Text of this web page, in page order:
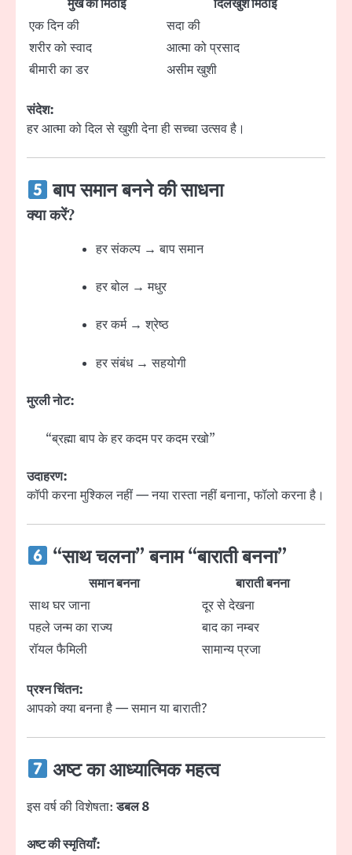
मुख की मिठाई
दिलखुश मिठाई
एक दिन की
सदा की
शरीर को स्वाद
आत्मा को प्रसाद
बीमारी का डर
असीम खुशी
संदेश:
हर आत्मा को दिल से खुशी देना ही सच्चा उत्सव है।
बाप समान बनने की साधना
क्या करें?
हर संकल्प → बाप समान
हर बोल → मधुर
हर कर्म → श्रेष्ठ
हर संबंध → सहयोगी
मुरली नोट:
“ब्रह्मा बाप के हर कदम पर कदम रखो”
उदाहरण:
कॉपी करना मुश्किल नहीं — नया रास्ता नहीं बनाना, फॉलो करना है।
“साथ चलना” बनाम “बाराती बनना”
समान बनना
बाराती बनना
साथ घर जाना
दूर से देखना
पहले जन्म का राज्य
बाद का नम्बर
रॉयल फैमिली
सामान्य प्रजा
प्रश्न चिंतन:
आपको क्या बनना है — समान या बाराती?
अष्ट का आध्यात्मिक महत्व
इस वर्ष की विशेषता:डबल 8
अष्ट की स्मृतियाँ: